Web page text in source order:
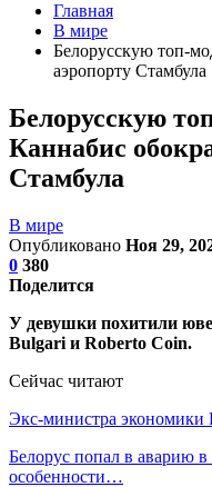
Главная
В мире
Белорусскую топ-
аэропорту Стамбула
Белорусскую
Каннабис
Стамбула
В мире
Опубликовано Ноя 29,
0 380
Поделится
У девушки похитили
Bulgari и Roberto Coin.
Сейчас читают
Экс-министра экономики
Белорус попал в аварию
особенности…